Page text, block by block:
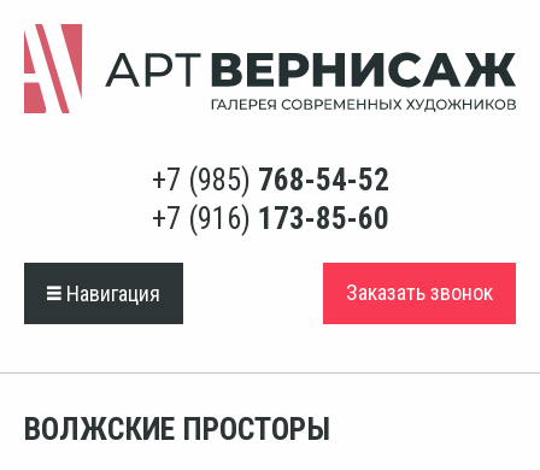
+7 (985) 768-54-52
+7 (916) 173-85-60
Навигация Заказать звонок
ВОЛЖСКИЕ ПРОСТОРЫ